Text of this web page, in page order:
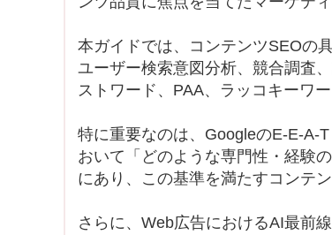
本ガイドでは、コンテンツSEOの
ユーザー検索意図分析、競合調査
ストワード、PAA、ラッコキーワ
特に重要なのは、GoogleのE-E-A-
おいて「どのような専門性・経験
にあり、この基準を満たすコンテ
さらに、Web広告におけるAI最前